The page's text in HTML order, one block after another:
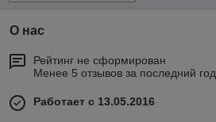
О нас
Рейтинг не сформирован
Менее 5 отзывов за последний год
Работает с 13.05.2016